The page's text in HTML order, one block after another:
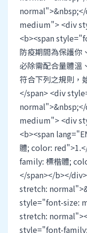
medium"> <div
<b><span
防疫期間為保護你
必除需配合量體溫
符合下列之規則，
</span> <div
medium"> <div
<b><span
體; color:
family: 標楷體;
</span></b></
stretch:
style="font-size:
stretch:
style="font-